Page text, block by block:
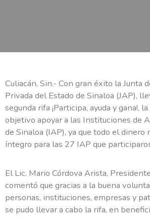
Culiacán, Sin.- Con gran éxito la Junta
Privada del Estado de Sinaloa (JAP),
segunda rifa ¡Participa, ayuda y gana!,
objetivo apoyar a las Instituciones de
de Sinaloa (IAP), ya que todo el dinero
íntegro para las 27 IAP que
El Lic. Mario Córdova Arista,
comentó que gracias a la buena
personas, instituciones, empresas y
se pudo llevar a cabo la rifa, en